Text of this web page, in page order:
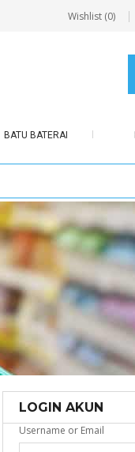
Wishlist (0)
BATU BATERAI
LOGIN AKUN
Username or Email